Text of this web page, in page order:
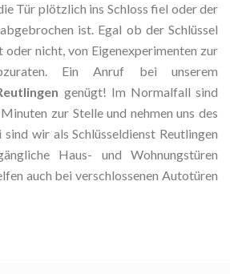
Tür plötzlich ins Schloss fiel oder der
ist. Egal ob der Schlüssel
oder nicht, von Eigenexperimenten zur
Ein Anruf bei unserem
genügt! Im Normalfall sind
zur Stelle und nehmen uns des
wir als Schlüsseldienst Reutlingen
Haus- und Wohnungstüren
auch bei verschlossenen Autotüren